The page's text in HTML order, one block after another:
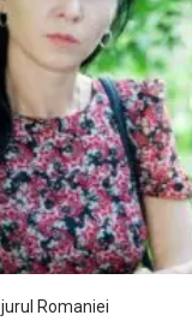
Romaniei